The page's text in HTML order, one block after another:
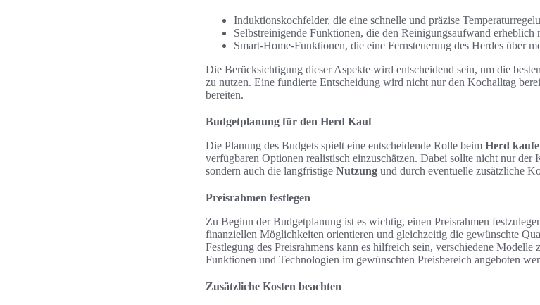
Induktionskochfelder, die eine schnelle und präzise
Selbstreinigende Funktionen, die den Reinigungsaufwand erheblich
Smart-Home-Funktionen, die eine Fernsteuerung des Herdes über
Die Berücksichtigung dieser Aspekte wird entscheidend sein, um die besten
zu nutzen. Eine fundierte Entscheidung wird nicht nur den Kochalltag
bereiten.
Budgetplanung für den Herd Kauf
Die Planung des Budgets spielt eine entscheidende Rolle beim Herd
verfügbaren Optionen realistisch einzuschätzen. Dabei sollte nicht nur der
sondern auch die langfristige Nutzung und durch eventuelle zusätzliche
Preisrahmen festlegen
Zu Beginn der Budgetplanung ist es wichtig, einen Preisrahmen
finanziellen Möglichkeiten orientieren und gleichzeitig die gewünschte
Festlegung des Preisrahmens kann es hilfreich sein, verschiedene
Funktionen und Technologien im gewünschten Preisbereich angeboten
Zusätzliche Kosten beachten